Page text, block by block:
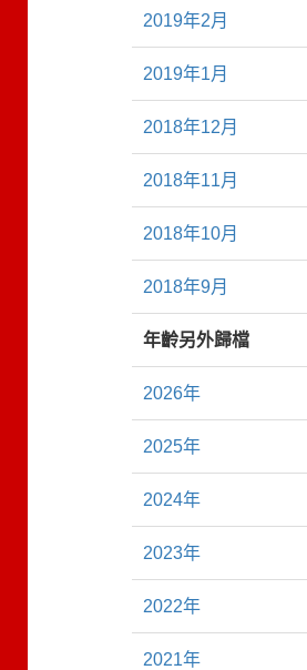
2019年2月
2019年1月
2018年12月
2018年11月
2018年10月
2018年9月
年齡另外歸檔
2026年
2025年
2024年
2023年
2022年
2021年